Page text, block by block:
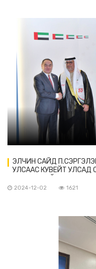
ЭЛЧИН САЙД
УЛСААС КУВЕЙТ УЛСАД
ОРОЛЦОВ
2024-12-02 1621